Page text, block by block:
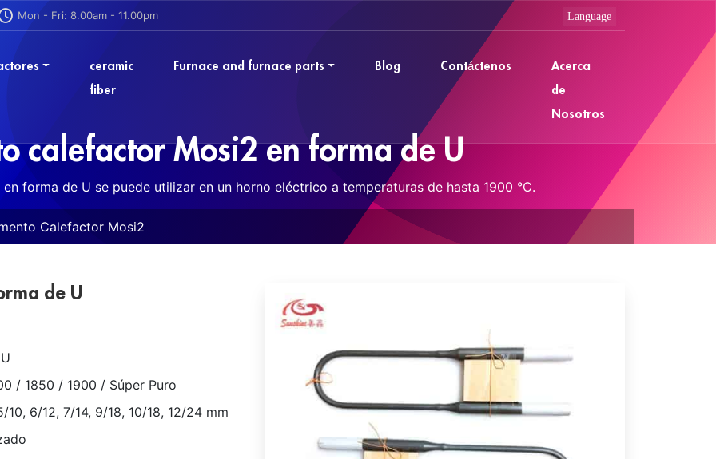
Mon - Fri: 8.00am - 11.00pm
ceramic
fiber
Furnace and furnace parts Blog Contáctenos
Acerca
de
Nosotros
calefactor Mosi2 en forma de U
forma de U se puede utilizar en un horno eléctrico a temperaturas de hasta 1900 °C.
Calefactor Mosi2
de U
/ 1850 / 1900 / Súper Puro
10, 6/12, 7/14, 9/18, 10/18, 12/24 mm